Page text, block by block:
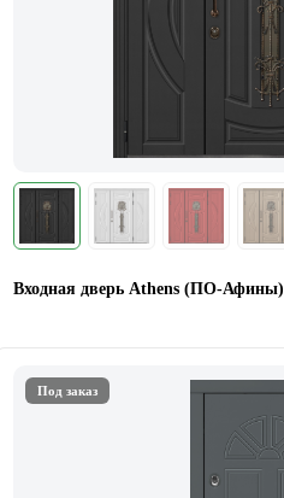
Входная дверь Athens (ПО-Афины)
Под заказ